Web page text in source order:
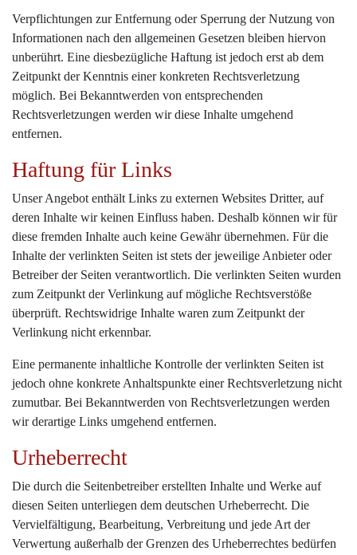
Verpflichtungen zur Entfernung oder Sperrung der Nutzung von
Informationen nach den allgemeinen Gesetzen bleiben hiervon
unberührt. Eine diesbezügliche Haftung ist jedoch erst ab dem
Zeitpunkt der Kenntnis einer konkreten Rechtsverletzung
möglich. Bei Bekanntwerden von entsprechenden
Rechtsverletzungen werden wir diese Inhalte umgehend
entfernen.
Haftung für Links
Unser Angebot enthält Links zu externen Websites Dritter, auf
deren Inhalte wir keinen Einfluss haben. Deshalb können wir für
diese fremden Inhalte auch keine Gewähr übernehmen. Für die
Inhalte der verlinkten Seiten ist stets der jeweilige Anbieter oder
Betreiber der Seiten verantwortlich. Die verlinkten Seiten wurden
zum Zeitpunkt der Verlinkung auf mögliche Rechtsverstöße
überprüft. Rechtswidrige Inhalte waren zum Zeitpunkt der
Verlinkung nicht erkennbar.
Eine permanente inhaltliche Kontrolle der verlinkten Seiten ist
jedoch ohne konkrete Anhaltspunkte einer Rechtsverletzung nicht
zumutbar. Bei Bekanntwerden von Rechtsverletzungen werden
wir derartige Links umgehend entfernen.
Urheberrecht
Die durch die Seitenbetreiber erstellten Inhalte und Werke auf
diesen Seiten unterliegen dem deutschen Urheberrecht. Die
Vervielfältigung, Bearbeitung, Verbreitung und jede Art der
Verwertung außerhalb der Grenzen des Urheberrechtes bedürfen